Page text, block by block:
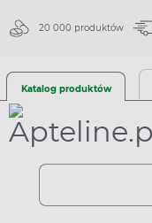
20 000 produktów
Katalog produktów